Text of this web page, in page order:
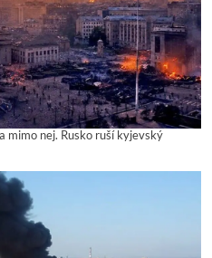
mimo nej. Rusko ruší kyjevský